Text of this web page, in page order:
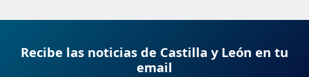
Recibe las noticias de Castilla y León en tu
email